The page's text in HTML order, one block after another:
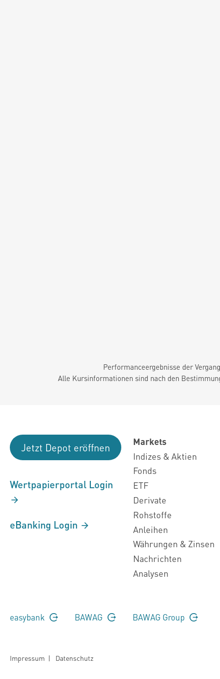
Performanceergebnisse der
Alle Kursinformationen sind nach den
Jetzt Depot eröffnen
Wertpapierportal Login
eBanking Login
Markets
Indizes & Aktien
Fonds
ETF
Derivate
Rohstoffe
Anleihen
Währungen & Zinsen
Nachrichten
Analysen
easybank BAWAG BAWAG Group
Impressum | Datenschutz